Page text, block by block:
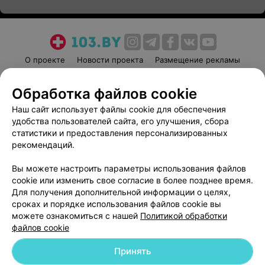
О проекте Новости проекта
Размещение рекламы
Пользовательское соглашение
Способы оплаты
Вакансии
Партнеры
Написать руководителю 103.by
Обработка персональных данных
© 2026 ООО «Артокс Лаб», УНП 191700409 | 220012, Республика Беларусь,
Обработка файлов cookie
Наш сайт использует файлы cookie для обеспечения
удобства пользователей сайта, его улучшения, сбора
статистики и предоставления персонализированных
рекомендаций.
Вы можете настроить параметры использования файлов
cookie или изменить свое согласие в более позднее время.
Для получения дополнительной информации о целях,
сроках и порядке использования файлов cookie вы
можете ознакомиться с нашей Политикой обработки
файлов cookie
Принять